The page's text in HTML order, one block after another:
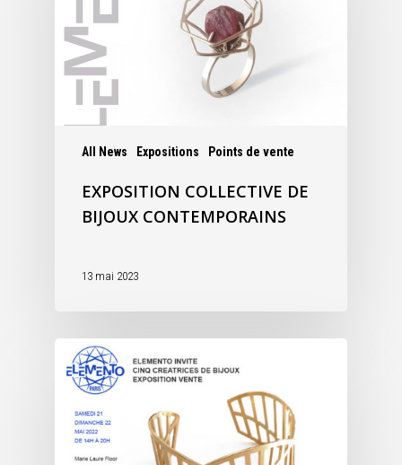
All News Expositions Points de vente
EXPOSITION COLLECTIVE DE
BIJOUX CONTEMPORAINS
13 mai 2023